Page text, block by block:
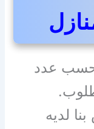
حسب عدد
لديه